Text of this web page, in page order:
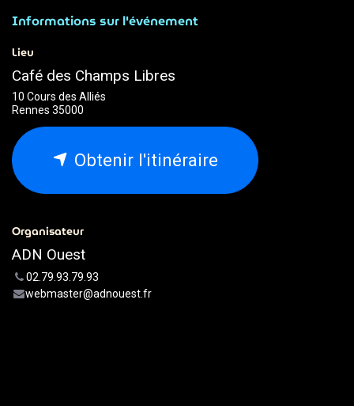
Informations sur l'événement
Lieu
Café des Champs Libres
10 Cours des Alliés
Rennes 35000
Obtenir l'itinéraire
Organisateur
ADN Ouest
02.79.93.79.93
webmaster@adnouest.fr